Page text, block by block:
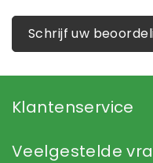
Schrijf uw
Klantenservice
Veelgestelde